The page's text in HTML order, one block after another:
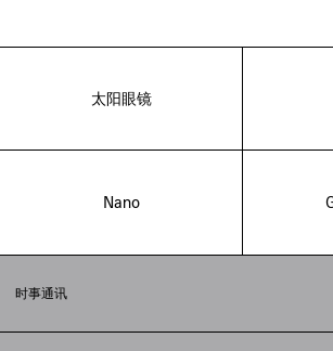
太阳眼镜
Nano
时事通讯